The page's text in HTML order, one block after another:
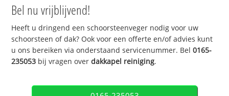
Bel nu vrijblijvend!
Heeft u dringend een schoorsteenveger nodig voor uw
schoorsteen of dak? Ook voor een offerte en/of advies kunt
u ons bereiken via onderstaand servicenummer. Bel0165-
235053 bij vragen overdakkapel reiniging.